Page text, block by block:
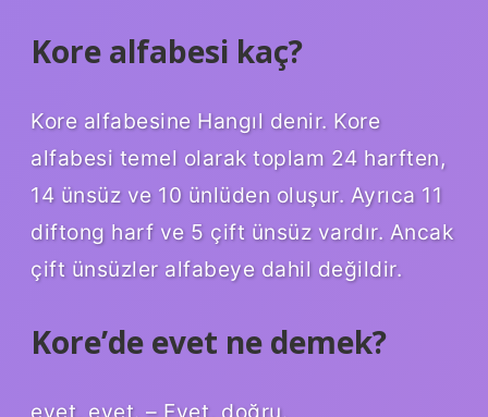
Kore alfabesi kaç?
Kore alfabesine Hangıl denir. Kore
alfabesi temel olarak toplam 24 harften,
14 ünsüz ve 10 ünlüden oluşur. Ayrıca 11
diftong harf ve 5 çift ünsüz vardır. Ancak
çift ünsüzler alfabeye dahil değildir.
Kore’de evet ne demek?
evet, evet. – Evet, doğru.